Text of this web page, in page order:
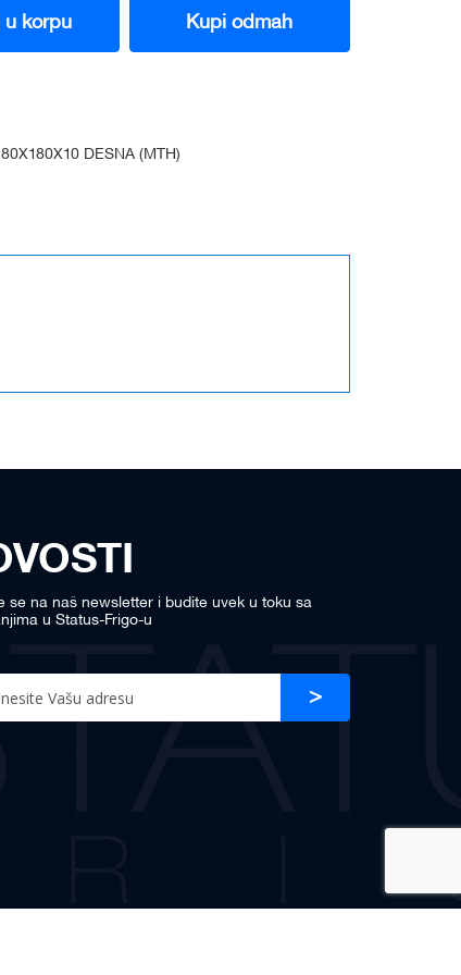
u korpu Kupi odmah
DESNA (MTH)
se na naš newsletter i budite uvek u toku sa
u Status-Frigo-u
Prijava